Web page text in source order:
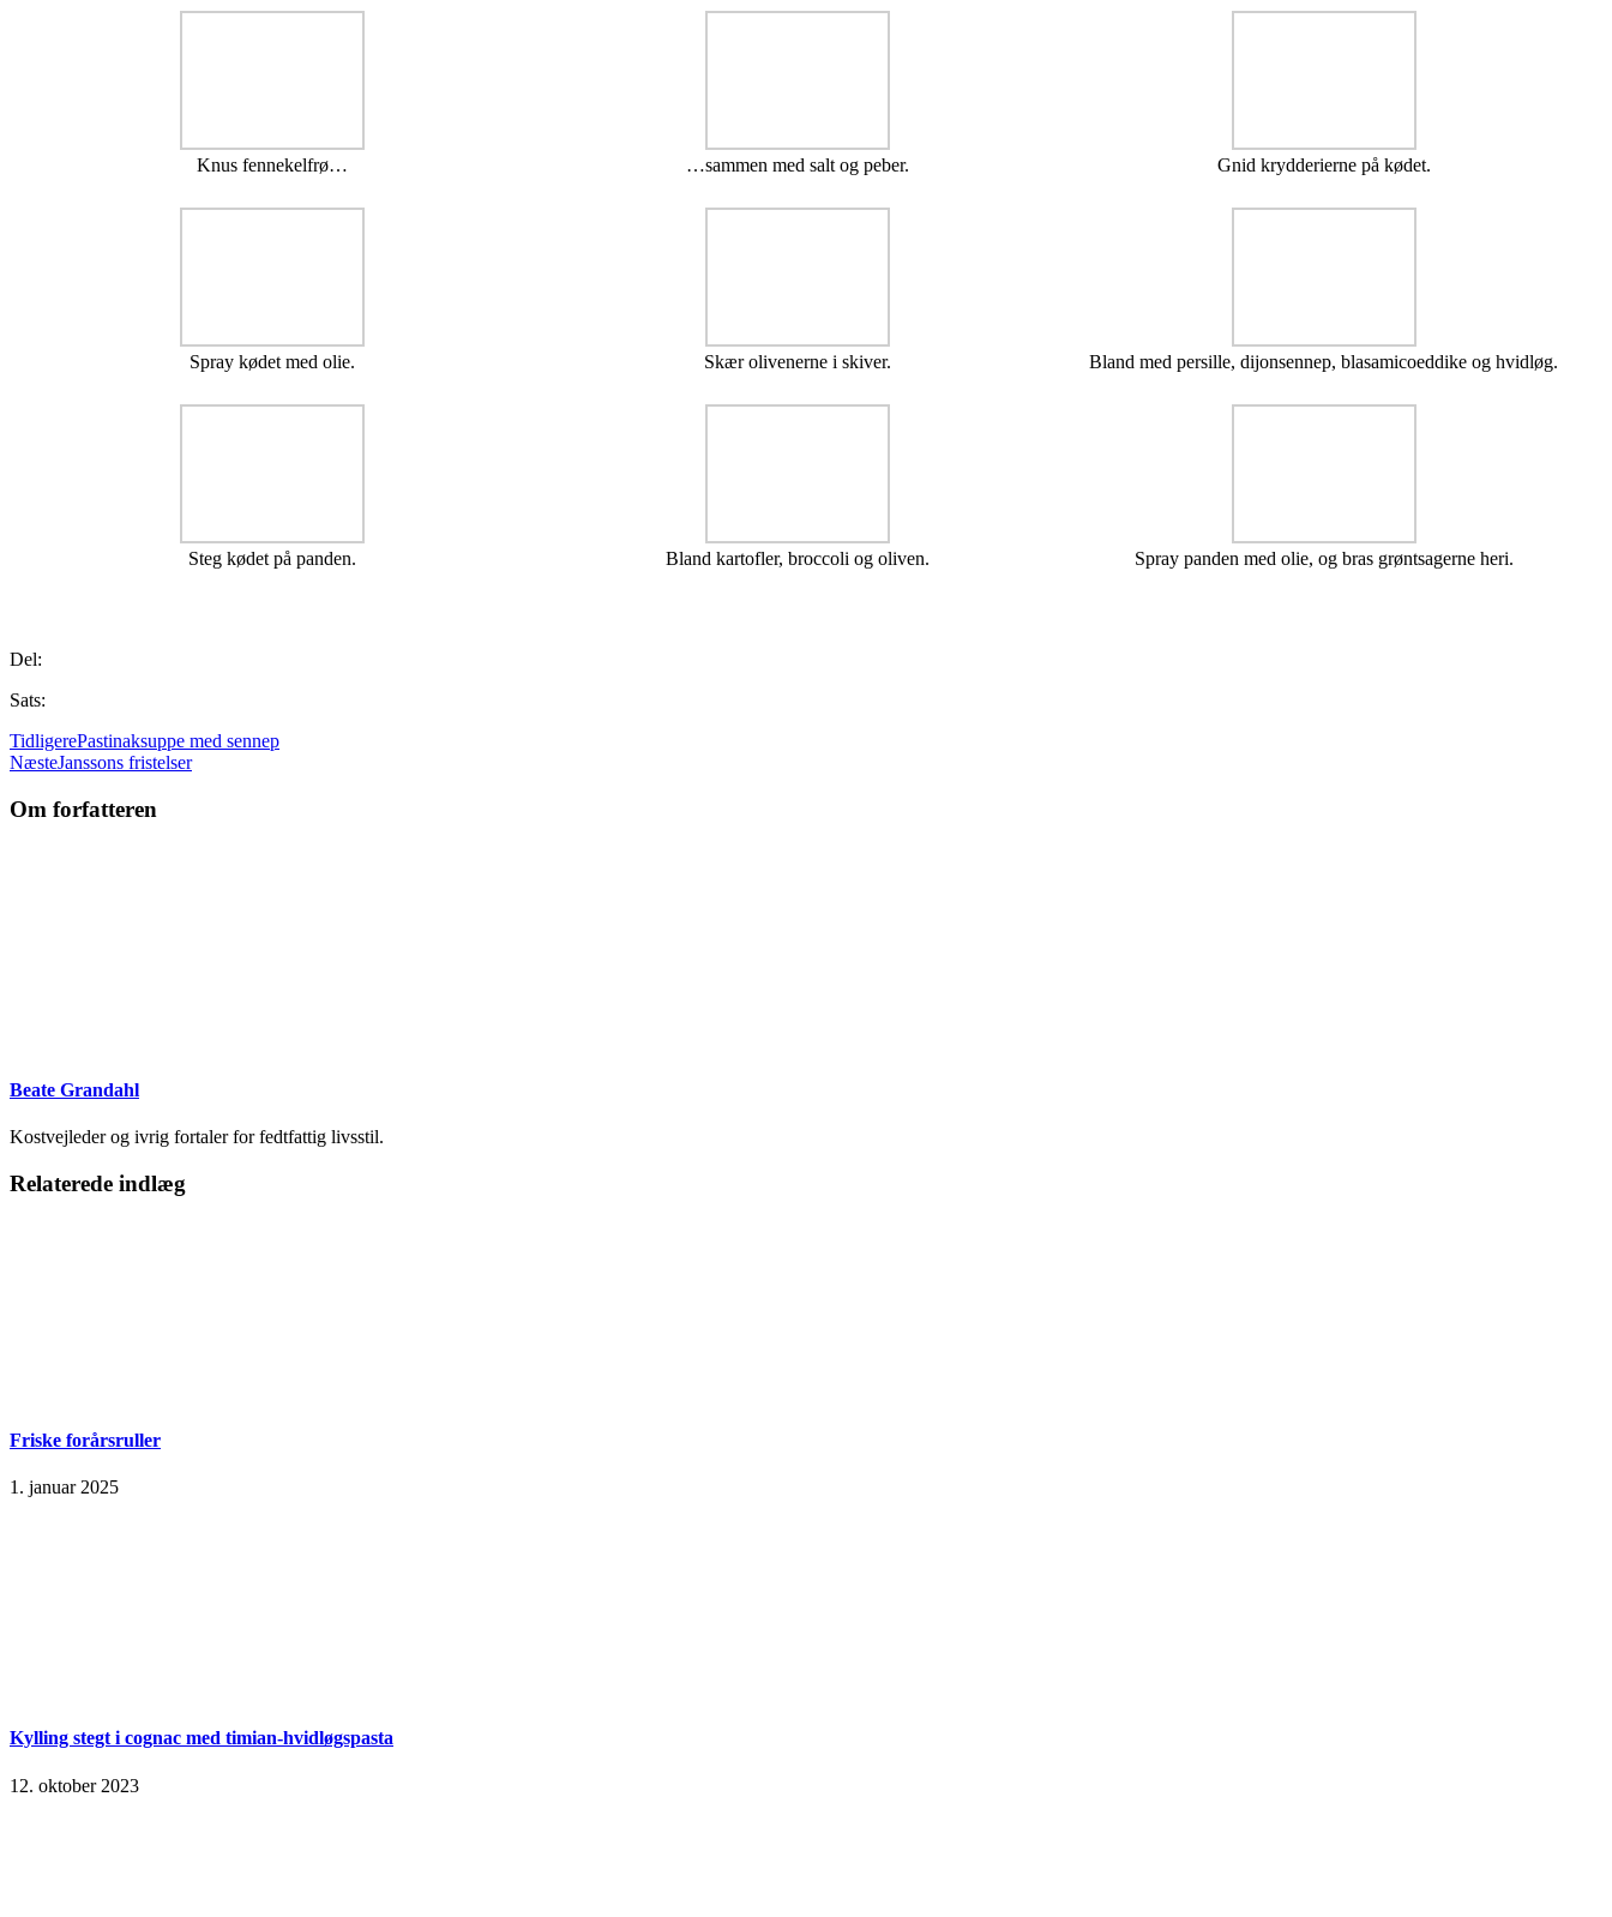
Knus fennekelfrø… …sammen med salt og peber. Gnid krydderierne på kødet.
Spray kødet med olie. Skær olivenerne i skiver. Bland med persille, dijonsennep, blasamicoeddike og hvidløg.
Steg kødet på panden. Bland kartofler, broccoli og oliven. Spray panden med olie, og bras grøntsagerne heri.
Del:
Sats:
TidligerePastinaksuppe med sennep
NæsteJanssons fristelser
Om forfatteren
Beate Grandahl
Kostvejleder og ivrig fortaler for fedtfattig livsstil.
Relaterede indlæg
Friske forårsruller
1. januar 2025
Kylling stegt i cognac med timian-hvidløgspasta
12. oktober 2023